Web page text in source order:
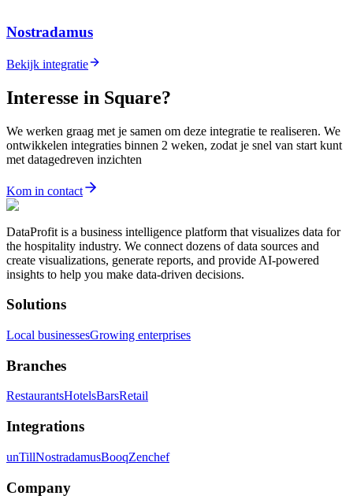
Nostradamus
Bekijk integratie
Interesse in Square?
We werken graag met je samen om deze integratie te realiseren. We
ontwikkelen integraties binnen 2 weken, zodat je snel van start kunt
met datagedreven inzichten
Kom in contact
DataProfit is a business intelligence platform that visualizes data for
the hospitality industry. We connect dozens of data sources and
create visualizations, generate reports, and provide AI-powered
insights to help you make data-driven decisions.
Solutions
Local businessesGrowing enterprises
Branches
RestaurantsHotelsBarsRetail
Integrations
unTillNostradamusBooqZenchef
Company